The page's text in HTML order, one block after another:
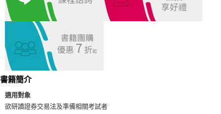
每筆NT$100，滿NT$1,000(含以上)免運費
宅配
每筆NT$100，滿NT$1,000(含以上)免運費
外島郵寄
每筆NT$100，滿NT$1,000(含以上)免運費
書籍簡介
適用對象
欲研讀證券交易法及準備相關考試者